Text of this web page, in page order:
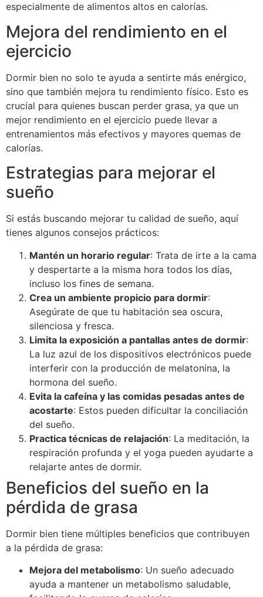
especialmente de alimentos altos en calorías.
Mejora del rendimiento en el
ejercicio
Dormir bien no solo te ayuda a sentirte más enérgico,
sino que también mejora tu rendimiento físico. Esto es
crucial para quienes buscan perder grasa, ya que un
mejor rendimiento en el ejercicio puede llevar a
entrenamientos más efectivos y mayores quemas de
calorías.
Estrategias para mejorar el
sueño
Si estás buscando mejorar tu calidad de sueño, aquí
tienes algunos consejos prácticos:
Mantén un horario regular: Trata de irte a la cama
y despertarte a la misma hora todos los días,
incluso los fines de semana.
Crea un ambiente propicio para dormir:
Asegúrate de que tu habitación sea oscura,
silenciosa y fresca.
Limita la exposición a pantallas antes de dormir:
La luz azul de los dispositivos electrónicos puede
interferir con la producción de melatonina, la
hormona del sueño.
Evita la cafeína y las comidas pesadas antes de
acostarte: Estos pueden dificultar la conciliación
del sueño.
Practica técnicas de relajación: La meditación, la
respiración profunda y el yoga pueden ayudarte a
relajarte antes de dormir.
Beneficios del sueño en la
pérdida de grasa
Dormir bien tiene múltiples beneficios que contribuyen
a la pérdida de grasa:
Mejora del metabolismo: Un sueño adecuado
ayuda a mantener un metabolismo saludable,